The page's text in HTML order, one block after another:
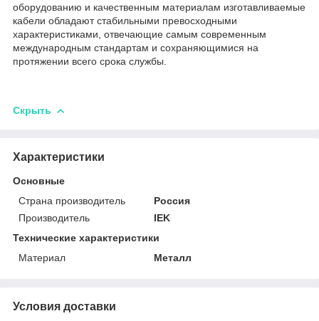
оборудованию и качественным материалам изготавливаемые
кабели обладают стабильными превосходными
характеристиками, отвечающие самым современным
международным стандартам и сохраняющимися на
протяжении всего срока службы.
Скрыть
Характеристики
Основные
Страна производитель
Россия
Производитель
IEK
Технические характеристики
Материал
Металл
Условия доставки